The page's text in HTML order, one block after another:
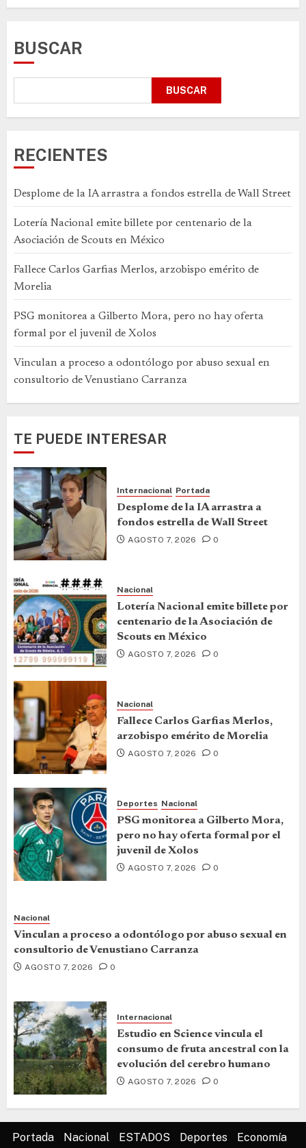
BUSCAR
BUSCAR
RECIENTES
Desplome de la IA arrastra a fondos estrella de Wall Street
Lotería Nacional emite billete por centenario de la
Asociación de Scouts en México
Fallece Carlos Garfias Merlos, arzobispo emérito de
Morelia
PSG monitorea a Gilberto Mora, pero no hay oferta
formal por el juvenil de Xolos
Vinculan a proceso a odontólogo por abuso sexual en
consultorio de Venustiano Carranza
TE PUEDE INTERESAR
Internacional Portada
Desplome de la IA arrastra a
fondos estrella de Wall Street
AGOSTO 7, 2026 0
Nacional
Lotería Nacional emite billete por
centenario de la Asociación de
Scouts en México
AGOSTO 7, 2026 0
Nacional
Fallece Carlos Garfias Merlos,
arzobispo emérito de Morelia
AGOSTO 7, 2026 0
Deportes Nacional
PSG monitorea a Gilberto Mora,
pero no hay oferta formal por el
juvenil de Xolos
AGOSTO 7, 2026 0
Nacional
Vinculan a proceso a odontólogo por abuso sexual en
consultorio de Venustiano Carranza
AGOSTO 7, 2026 0
Internacional
Estudio en Science vincula el
consumo de fruta ancestral con la
evolución del cerebro humano
AGOSTO 7, 2026 0
Portada Nacional ESTADOS Deportes Economía